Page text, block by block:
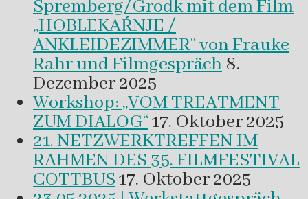
Spremberg/Grodk mit dem Film
„HOBLEKAŔNJE /
ANKLEIDEZIMMER“ von Frauke
Rahr und Filmgespräch 8.
Dezember 2025
Workshop: „VOM TREATMENT
ZUM DIALOG“17. Oktober 2025
21. NETZWERKTREFFEN IM
RAHMEN DES 35. FILMFESTIVAL
COTTBUS17. Oktober 2025